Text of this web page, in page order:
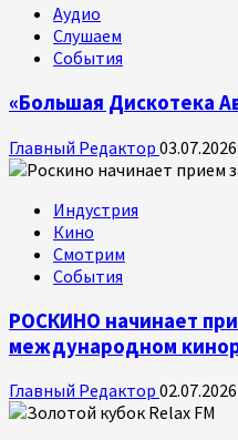
Аудио
Слушаем
События
«Большая Дискотека
Главный Редактор 03.07.2026
Индустрия
Кино
Смотрим
События
РОСКИНО начинает
международном
Главный Редактор 02.07.2026